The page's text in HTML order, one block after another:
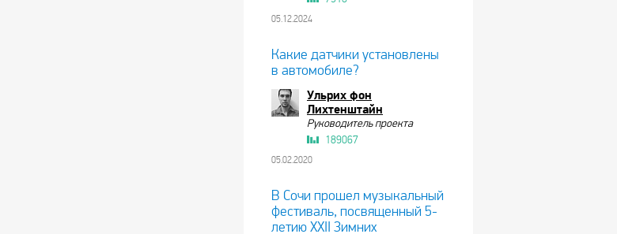
05.12.2024
Какие датчики установлены
в автомобиле?
Ульрих фон
Лихтенштайн
Руководитель проекта
189067
05.02.2020
В Сочи прошел музыкальный
фестиваль, посвященный 5-
летию XXII Зимних